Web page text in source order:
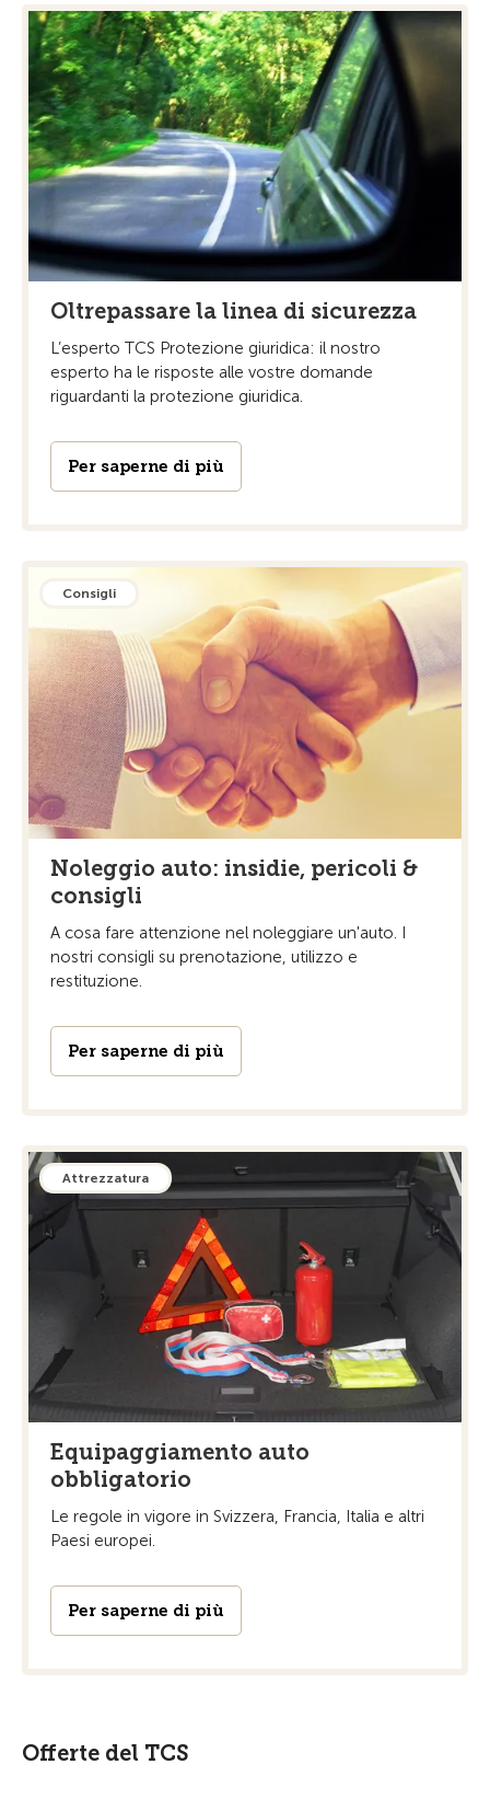
Oltrepassare la linea di sicurezza
L’esperto TCS Protezione giuridica: il nostro
esperto ha le risposte alle vostre domande
riguardanti la protezione giuridica.
Per saperne di più
Consigli
Noleggio auto: insidie, pericoli &
consigli
A cosa fare attenzione nel noleggiare un'auto. I
nostri consigli su prenotazione, utilizzo e
restituzione.
Per saperne di più
Attrezzatura
Equipaggiamento auto
obbligatorio
Le regole in vigore in Svizzera, Francia, Italia e altri
Paesi europei.
Per saperne di più
Offerte del TCS